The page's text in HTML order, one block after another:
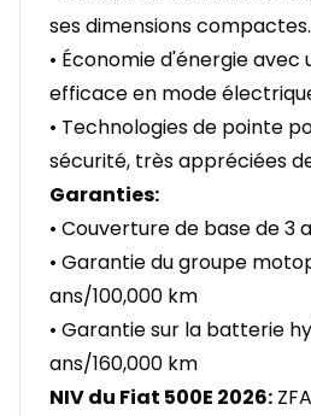
ses dimensions compactes.
• Économie d'énergie
efficace en mode
• Technologies de pointe
sécurité, très appréciées
Garanties:
• Couverture de base de 3
• Garantie du groupe
ans/100,000 km
• Garantie sur la batterie
ans/160,000 km
NIV du Fiat 500E 2026: